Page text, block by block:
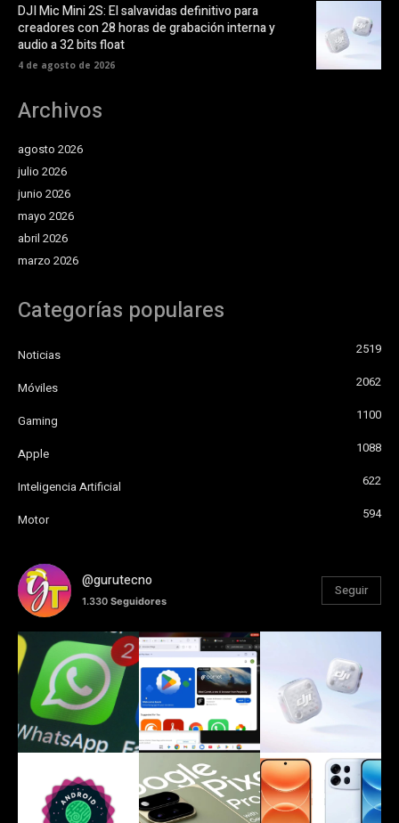
DJI Mic Mini 2S: El salvavidas definitivo para
creadores con 28 horas de grabación interna y
audio a 32 bits float
4 de agosto de 2026
Archivos
agosto 2026
julio 2026
junio 2026
mayo 2026
abril 2026
marzo 2026
Categorías populares
Noticias 2519
Móviles 2062
Gaming 1100
Apple 1088
Inteligencia Artificial 622
Motor 594
@gurutecno
1.330 Seguidores
Seguir